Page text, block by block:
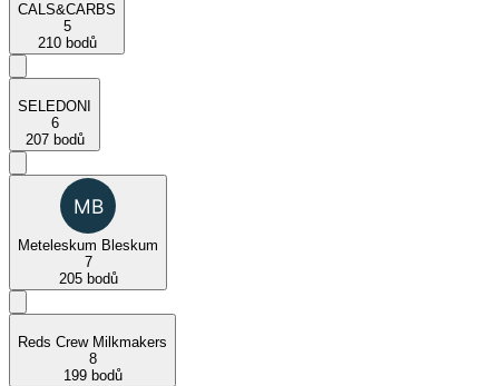
CALS&CARBS
5
210 bodů
SELEDONI
6
207 bodů
Meteleskum Bleskum
7
205 bodů
Reds Crew Milkmakers
8
199 bodů